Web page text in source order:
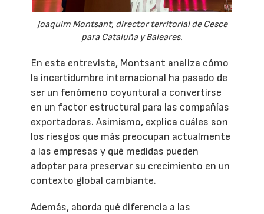
Joaquim Montsant, director territorial de Cesce
para Cataluña y Baleares.
En esta entrevista, Montsant analiza cómo
la incertidumbre internacional ha pasado de
ser un fenómeno coyuntural a convertirse
en un factor estructural para las compañías
exportadoras. Asimismo, explica cuáles son
los riesgos que más preocupan actualmente
a las empresas y qué medidas pueden
adoptar para preservar su crecimiento en un
contexto global cambiante.
Además, aborda qué diferencia a las